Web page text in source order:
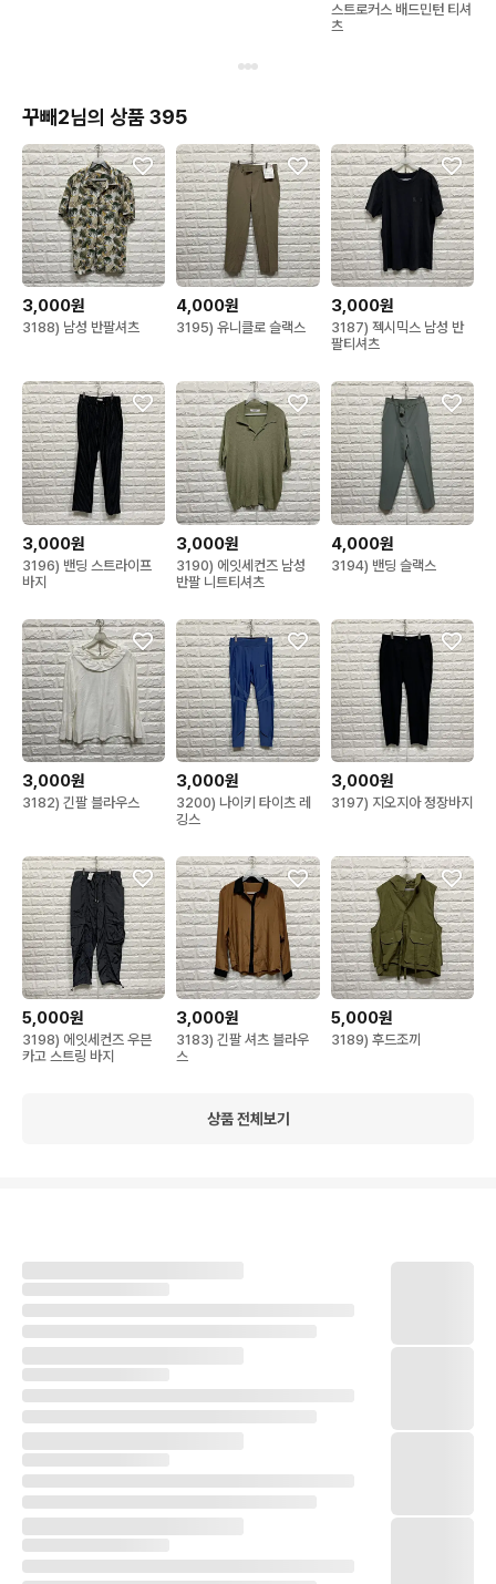
스트로커스 배드민턴 티셔
츠
꾸빼2님의 상품 395
3,000원
3188) 남성 반팔셔츠
4,000원
3195) 유니클로 슬랙스
3,000원
3187) 젝시믹스 남성 반
팔티셔츠
3,000원
3196) 밴딩 스트라이프
바지
3,000원
3190) 에잇세컨즈 남성
반팔 니트티셔츠
4,000원
3194) 밴딩 슬랙스
3,000원
3182) 긴팔 블라우스
3,000원
3200) 나이키 타이츠 레
깅스
3,000원
3197) 지오지아 정장바지
5,000원
3198) 에잇세컨즈 우븐
카고 스트링 바지
3,000원
3183) 긴팔 셔츠 블라우
스
5,000원
3189) 후드조끼
상품 전체보기